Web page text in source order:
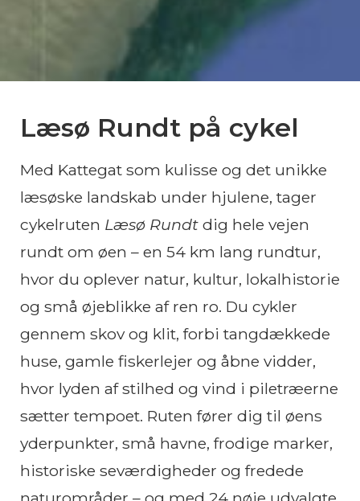
Læsø Rundt på cykel
Med Kattegat som kulisse og det unikke
læsøske landskab under hjulene, tager
cykelruten Læsø Rundt dig hele vejen
rundt om øen – en 54 km lang rundtur,
hvor du oplever natur, kultur, lokalhistorie
og små øjeblikke af ren ro. Du cykler
gennem skov og klit, forbi tangdækkede
huse, gamle fiskerlejer og åbne vidder,
hvor lyden af stilhed og vind i piletræerne
sætter tempoet. Ruten fører dig til øens
yderpunkter, små havne, frodige marker,
historiske seværdigheder og fredede